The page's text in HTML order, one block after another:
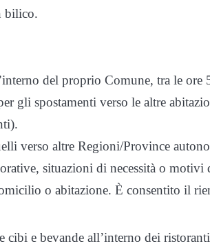
bilico.
del proprio Comune, tra le ore
gli spostamenti verso le altre
verso altre Regioni/Province
situazioni di necessità o motivi
o abitazione. È consentito il
cibi e bevande all’interno dei